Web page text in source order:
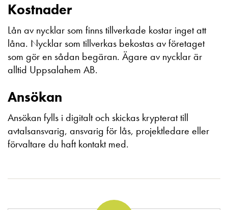
Kostnader
Lån av nycklar som finns tillverkade kostar inget att
låna. Nycklar som tillverkas bekostas av företaget
som gör en sådan begäran. Ägare av nycklar är
alltid Uppsalahem AB.
Ansökan
Ansökan fylls i digitalt och skickas krypterat till
avtalsansvarig, ansvarig för lås, projektledare eller
förvaltare du haft kontakt med.